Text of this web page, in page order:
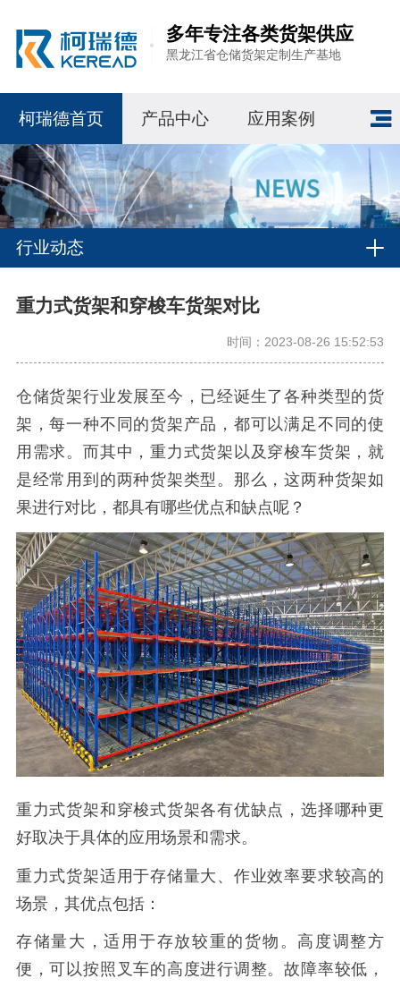
多年专注各类货架供应
黑龙江省仓储货架定制生产基地
柯瑞德首页 产品中心 应用案例
行业动态
重力式货架和穿梭车货架对比
时间：2023-08-26 15:52:53
仓储货架行业发展至今，已经诞生了各种类型的货
架，每一种不同的货架产品，都可以满足不同的使
用需求。而其中，重力式货架以及穿梭车货架，就
是经常用到的两种货架类型。那么，这两种货架如
果进行对比，都具有哪些优点和缺点呢？
重力式货架和穿梭式货架各有优缺点，选择哪种更
好取决于具体的应用场景和需求。
重力式货架适用于存储量大、作业效率要求较高的
场景，其优点包括：
存储量大，适用于存放较重的货物。高度调整方
便，可以按照叉车的高度进行调整。故障率较低，